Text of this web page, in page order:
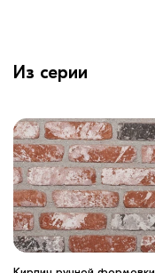
Из серии